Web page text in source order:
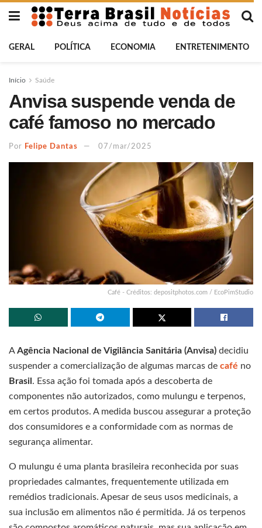
GERAL POLÍTICA ECONOMIA ENTRETENIMENTO
Início Saúde
Anvisa suspende venda de
café famoso no mercado
Por Felipe Dantas 07/mar/2025
Café - Créditos: depositphotos.com / EcoPimStudio
AAgência Nacional de Vigilância Sanitária (Anvisa) decidiu
suspender a comercialização de algumas marcas de café no
Brasil . Essa ação foi tomada após a descoberta de
componentes não autorizados, como mulungu e terpenos,
em certos produtos. A medida buscou assegurar a proteção
dos consumidores e a conformidade com as normas de
segurança alimentar.
O mulungu é uma planta brasileira reconhecida por suas
propriedades calmantes, frequentemente utilizada em
remédios tradicionais. Apesar de seus usos medicinais, a
sua inclusão em alimentos não é permitida. Já os terpenos